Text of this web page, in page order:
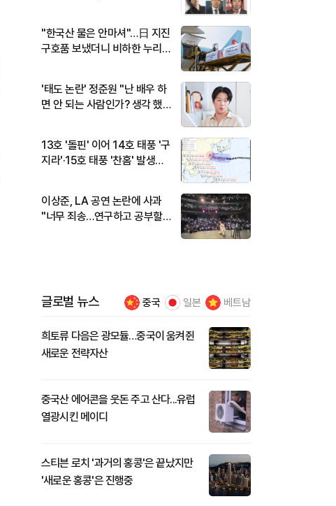
"한국산 물은 안마셔"…日 지진
구호품 보냈더니 비하한 누리
'태도 논란' 정준원 "난 배우 하
면 안 되는 사람인가? 생각 했
13호 '돌핀' 이어 14호 태풍 '구
지라'·15호 태풍 '찬홈' 발생…
이상준, LA 공연 논란에 사과
"너무 죄송…연구하고 공부할
글로벌 뉴스 중국 일본 베트남
희토류 다음은 광모듈…중국이 움켜쥔
새로운 전략자산
중국산 에어콘을 웃돈 주고 산다...유럽
열광시킨 메이디
스티븐 로치 '과거의 홍콩'은 끝났지만
'새로운 홍콩'은 진행중